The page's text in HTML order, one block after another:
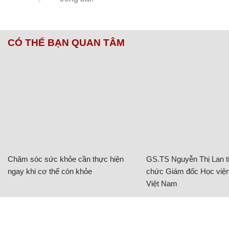
CÓ THỂ BẠN QUAN TÂM
Chăm sóc sức khỏe cần thực hiện
ngay khi cơ thể còn khỏe
GS.TS Nguyễn Thị Lan
chức Giám đốc Học
Việt Nam